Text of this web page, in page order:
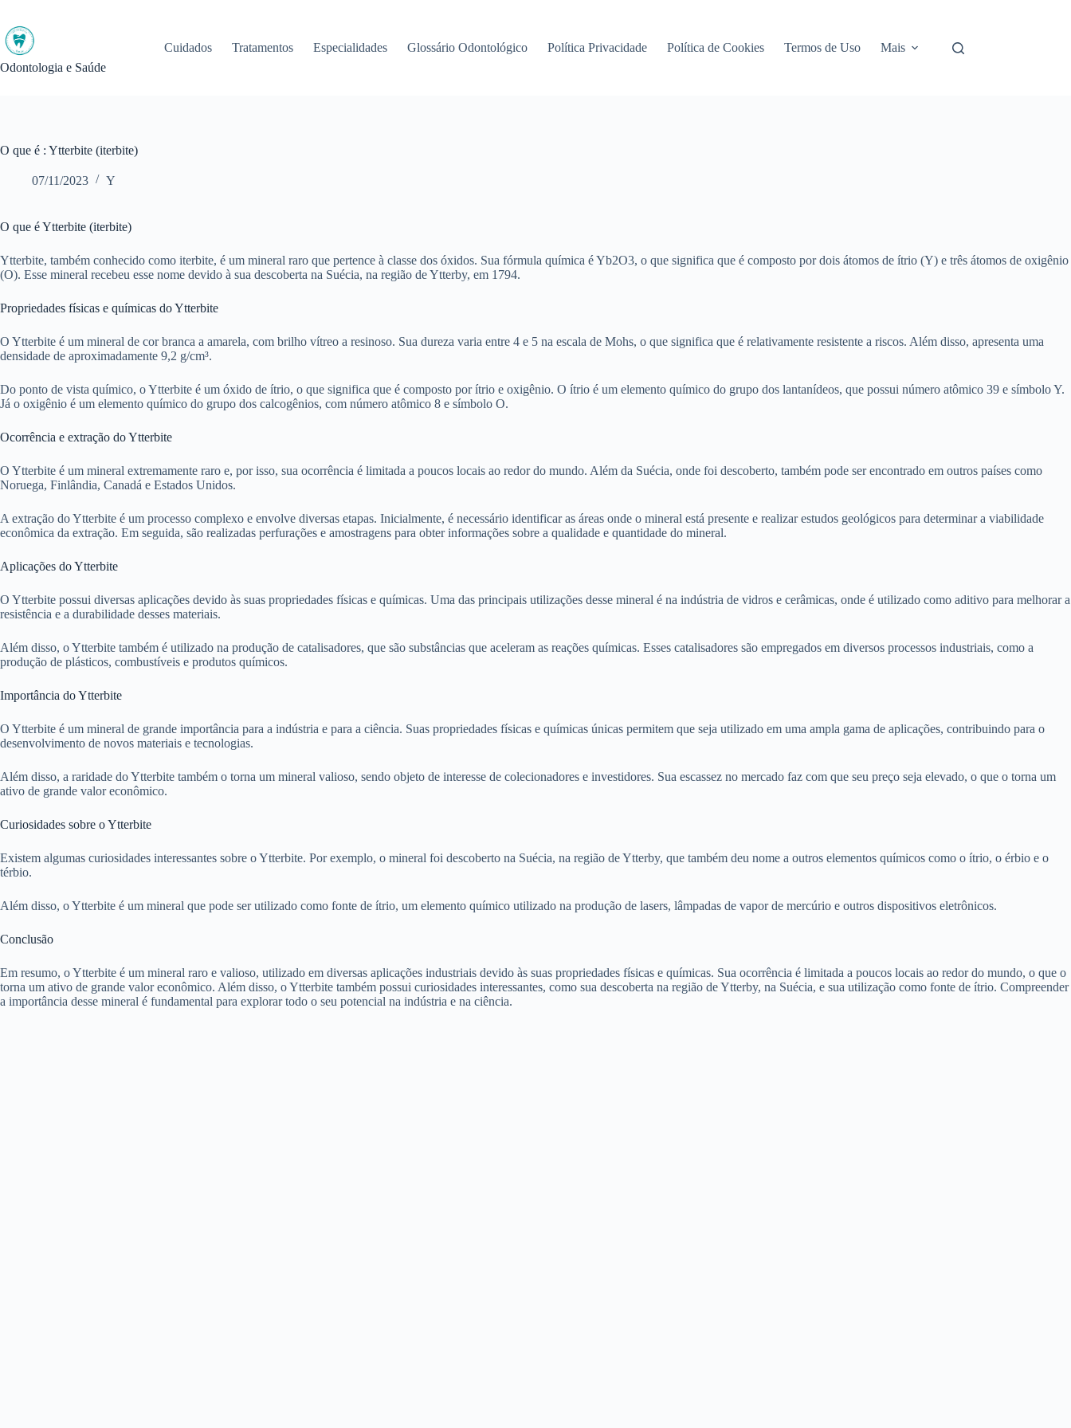
conteúdo
Odontologia e Saúde
Cuidados Tratamentos Especialidades Glossário Odontológico Política Privacidade Política de Cookies Termos de Uso Mais
O que é : Ytterbite (iterbite)
07/11/2023 Y
O que é Ytterbite (iterbite)
Ytterbite, também conhecido como iterbite, é um mineral raro que pertence à classe dos óxidos. Sua fórmula química é Yb2O3, o que significa que é composto por dois átomos de ítrio (Y) e três átomos de oxigênio
(O). Esse mineral recebeu esse nome devido à sua descoberta na Suécia, na região de Ytterby, em 1794.
Propriedades físicas e químicas do Ytterbite
O Ytterbite é um mineral de cor branca a amarela, com brilho vítreo a resinoso. Sua dureza varia entre 4 e 5 na escala de Mohs, o que significa que é relativamente resistente a riscos. Além disso, apresenta uma
densidade de aproximadamente 9,2 g/cm³.
Do ponto de vista químico, o Ytterbite é um óxido de ítrio, o que significa que é composto por ítrio e oxigênio. O ítrio é um elemento químico do grupo dos lantanídeos, que possui número atômico 39 e símbolo Y.
Já o oxigênio é um elemento químico do grupo dos calcogênios, com número atômico 8 e símbolo O.
Ocorrência e extração do Ytterbite
O Ytterbite é um mineral extremamente raro e, por isso, sua ocorrência é limitada a poucos locais ao redor do mundo. Além da Suécia, onde foi descoberto, também pode ser encontrado em outros países como
Noruega, Finlândia, Canadá e Estados Unidos.
A extração do Ytterbite é um processo complexo e envolve diversas etapas. Inicialmente, é necessário identificar as áreas onde o mineral está presente e realizar estudos geológicos para determinar a viabilidade
econômica da extração. Em seguida, são realizadas perfurações e amostragens para obter informações sobre a qualidade e quantidade do mineral.
Aplicações do Ytterbite
O Ytterbite possui diversas aplicações devido às suas propriedades físicas e químicas. Uma das principais utilizações desse mineral é na indústria de vidros e cerâmicas, onde é utilizado como aditivo para melhorar a
resistência e a durabilidade desses materiais.
Além disso, o Ytterbite também é utilizado na produção de catalisadores, que são substâncias que aceleram as reações químicas. Esses catalisadores são empregados em diversos processos industriais, como a
produção de plásticos, combustíveis e produtos químicos.
Importância do Ytterbite
O Ytterbite é um mineral de grande importância para a indústria e para a ciência. Suas propriedades físicas e químicas únicas permitem que seja utilizado em uma ampla gama de aplicações, contribuindo para o
desenvolvimento de novos materiais e tecnologias.
Além disso, a raridade do Ytterbite também o torna um mineral valioso, sendo objeto de interesse de colecionadores e investidores. Sua escassez no mercado faz com que seu preço seja elevado, o que o torna um
ativo de grande valor econômico.
Curiosidades sobre o Ytterbite
Existem algumas curiosidades interessantes sobre o Ytterbite. Por exemplo, o mineral foi descoberto na Suécia, na região de Ytterby, que também deu nome a outros elementos químicos como o ítrio, o érbio e o
térbio.
Além disso, o Ytterbite é um mineral que pode ser utilizado como fonte de ítrio, um elemento químico utilizado na produção de lasers, lâmpadas de vapor de mercúrio e outros dispositivos eletrônicos.
Conclusão
Em resumo, o Ytterbite é um mineral raro e valioso, utilizado em diversas aplicações industriais devido às suas propriedades físicas e químicas. Sua ocorrência é limitada a poucos locais ao redor do mundo, o que o
torna um ativo de grande valor econômico. Além disso, o Ytterbite também possui curiosidades interessantes, como sua descoberta na região de Ytterby, na Suécia, e sua utilização como fonte de ítrio. Compreender
a importância desse mineral é fundamental para explorar todo o seu potencial na indústria e na ciência.